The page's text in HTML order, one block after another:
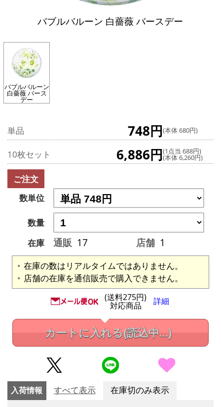
バブルバルーン 白薔薇 バースデー
バブルバルーン
白薔薇 バース
デー
単品 748円(本体 680円)
10枚セット 6,886円(1点当 688円)
(本体 6,260円)
ご注文
数単位
数量
在庫
通販 17 店舗 1
在庫の数はリアルタイムではありません。
店舗の在庫を通信販売で購入できません。
(送料275円)
対応商品 詳細
カートに入れる(読込中...)
入荷情報 すべて表示 在庫切のみ表示